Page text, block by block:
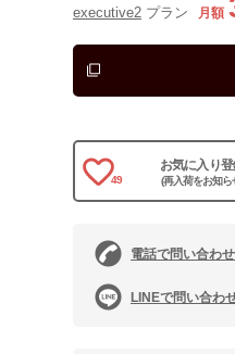
executive2 プラン 月額
49
お気に入り登
(再入荷をお知ら
電話で問い合わせ
LINEで問い合わ